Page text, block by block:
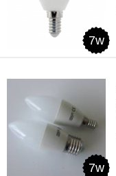
7w
7w